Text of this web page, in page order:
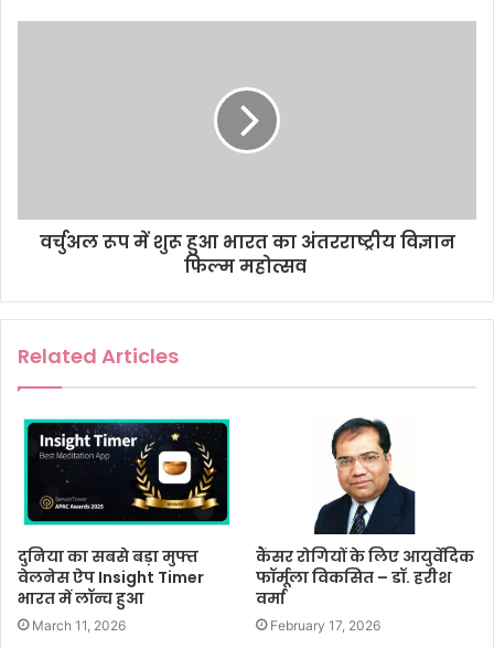
वर्चुअल रूप में शुरू हुआ भारत का अंतरराष्ट्रीय विज्ञान
फिल्म महोत्सव
Related Articles
दुनिया का सबसे बड़ा मुफ्त
वेलनेस ऐप Insight Timer
भारत में लॉन्च हुआ
March 11, 2026
कैंसर रोगियों के लिए आयुर्वेदिक
फॉर्मूला विकसित – डॉ. हरीश
वर्मा
February 17, 2026